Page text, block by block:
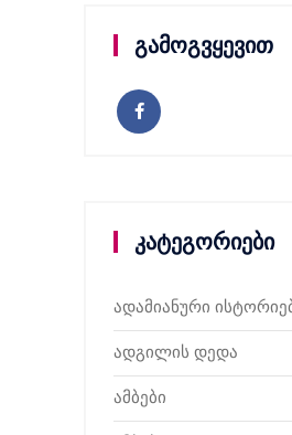
გამოგვყევით
კატეგორიები
ადამიანური
ადგილის დედა
ამბები